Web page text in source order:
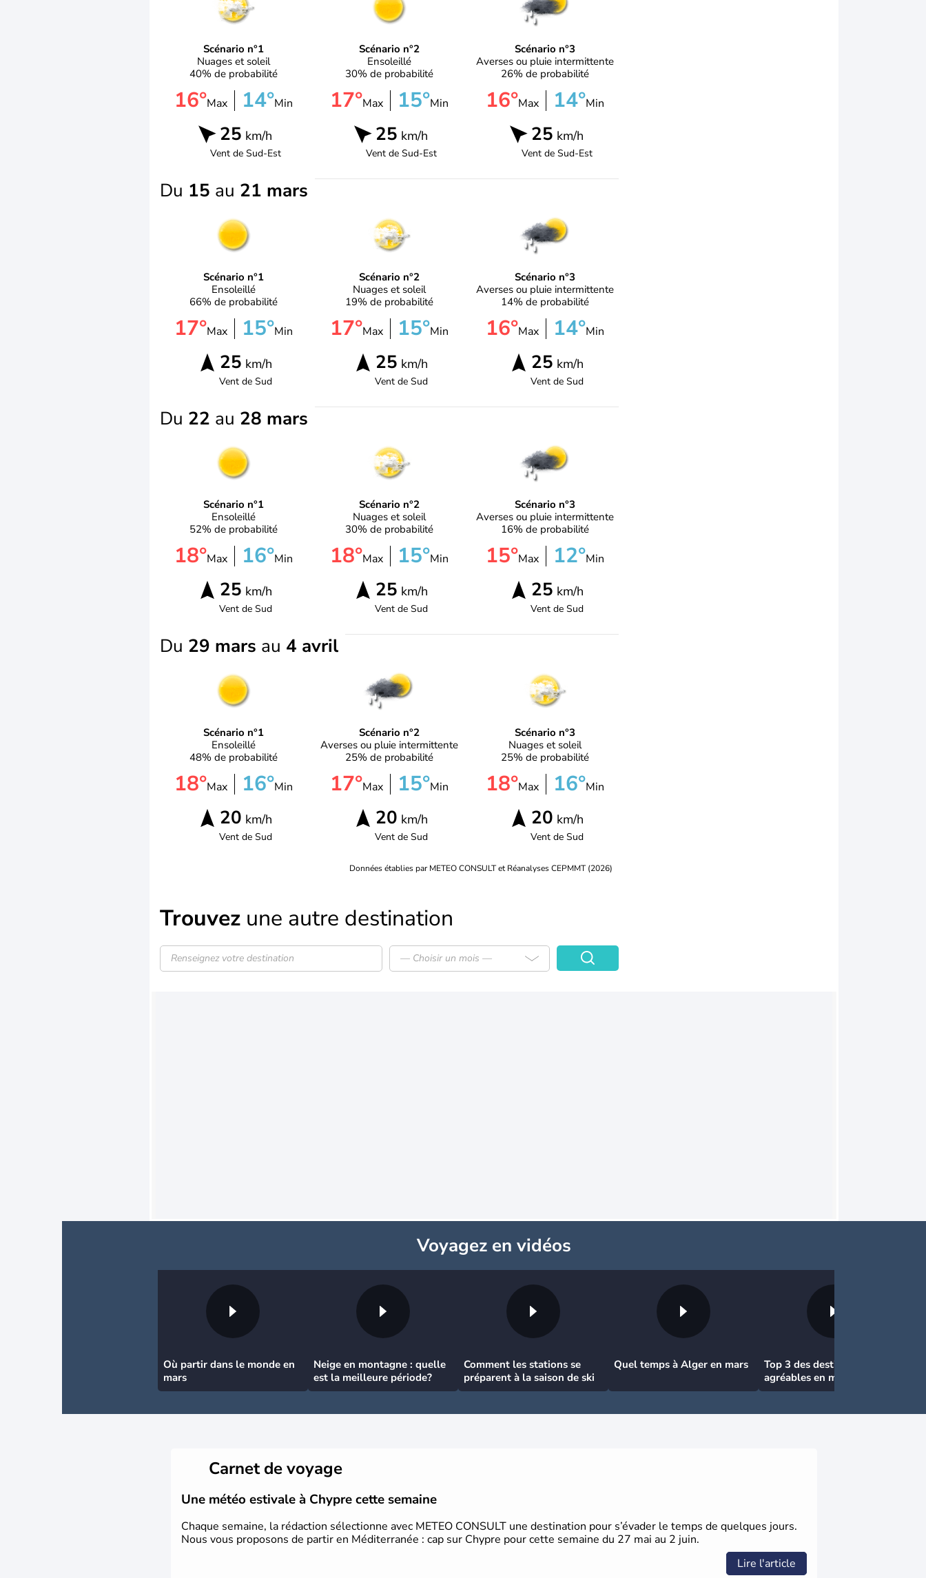
Scénario n°1
Nuages et soleil
40% de probabilité
16°Max 14°Min
25 km/h
Vent deSud-Est
Scénario n°2
Ensoleillé
30% de probabilité
17°Max 15°Min
25 km/h
Vent deSud-Est
Scénario n°3
Averses ou pluie intermittente
26% de probabilité
16°Max 14°Min
25 km/h
Vent deSud-Est
Du 15 au 21 mars
Scénario n°1
Ensoleillé
66% de probabilité
17°Max 15°Min
25 km/h
Vent deSud
Scénario n°2
Nuages et soleil
19% de probabilité
17°Max 15°Min
25 km/h
Vent deSud
Scénario n°3
Averses ou pluie intermittente
14% de probabilité
16°Max 14°Min
25 km/h
Vent deSud
Du 22 au 28 mars
Scénario n°1
Ensoleillé
52% de probabilité
18°Max 16°Min
25 km/h
Vent deSud
Scénario n°2
Nuages et soleil
30% de probabilité
18°Max 15°Min
25 km/h
Vent deSud
Scénario n°3
Averses ou pluie intermittente
16% de probabilité
15°Max 12°Min
25 km/h
Vent deSud
Du 29 mars au 4 avril
Scénario n°1
Ensoleillé
48% de probabilité
18°Max 16°Min
20 km/h
Vent deSud
Scénario n°2
Averses ou pluie intermittente
25% de probabilité
17°Max 15°Min
20 km/h
Vent deSud
Scénario n°3
Nuages et soleil
25% de probabilité
18°Max 16°Min
20 km/h
Vent deSud
Données établies par METEO CONSULT et Réanalyses CEPMMT (2026)
Trouvez une autre destination
— Choisir un mois —
Voyagez en vidéos
Où partir dans le monde en
mars
Neige en montagne : quelle
est la meilleure période?
Comment les stations se
préparent à la saison de ski
Quel temps à Alger en mars
Top 3 des destinations
agréables en mars en France
Carnet de voyage
Une météo estivale à Chypre cette semaine
Chaque semaine, la rédaction sélectionne avec METEO CONSULT une destination pour s’évader le temps de quelques jours.
Nous vous proposons de partir en Méditerranée : cap sur Chypre pour cette semaine du 27 mai au 2 juin.
Lire l'article